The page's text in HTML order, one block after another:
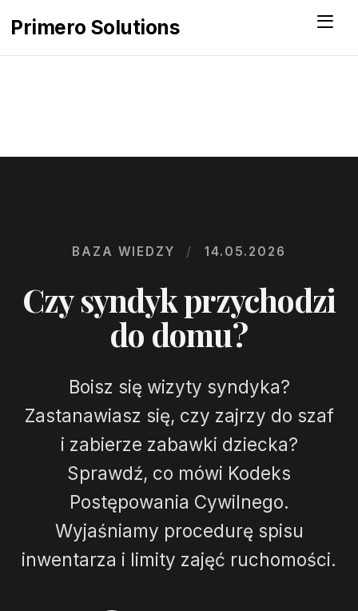
Primero Solutions Menu
BAZA WIEDZY / 14.05.2026
Czy syndyk przychodzi
do domu?
Boisz się wizyty syndyka?
Zastanawiasz się, czy zajrzy do szaf
i zabierze zabawki dziecka?
Sprawdź, co mówi Kodeks
Postępowania Cywilnego.
Wyjaśniamy procedurę spisu
inwentarza i limity zajęć ruchomości.